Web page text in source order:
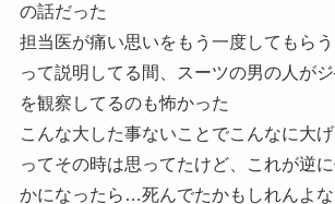
の話だった
担当医が痛い思いをもう一度してもら
って説明してる間、スーツの男の人
を観察してるのも怖かった
こんな大した事ないことでこんなに大
ってその時は思ってたけど、これが逆
かになったら…死んでたかもしれんよな